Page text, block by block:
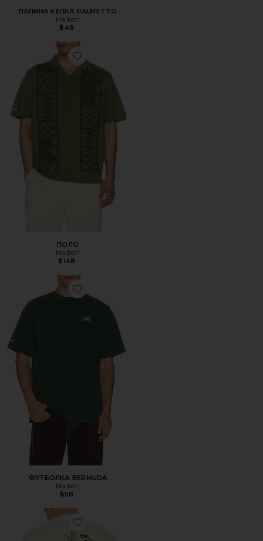
ПАПИНА КЕПКА PALMETTO
Malbon
$48
Favorite ПОЛО
ПОЛО
Malbon
$148
Favorite ФУТБОЛКА BERMUDA
ФУТБОЛКА BERMUDA
Malbon
$58
Favorite ФУТБОЛКА